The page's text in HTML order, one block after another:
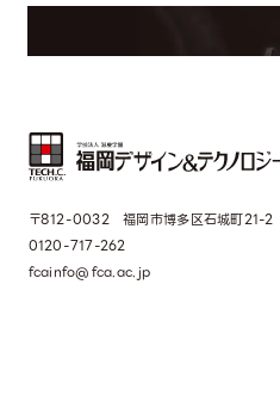
〒812-0032 福岡市博多区石城町21-2
0120-717-262
fcainfo@fca.ac.jp